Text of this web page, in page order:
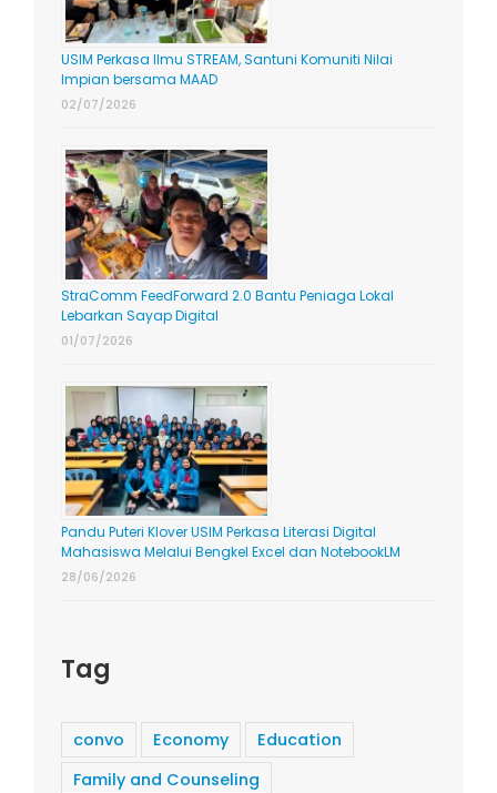
USIM Perkasa Ilmu STREAM, Santuni Komuniti Nilai
Impian bersama MAAD
02/07/2026
StraComm FeedForward 2.0 Bantu Peniaga Lokal
Lebarkan Sayap Digital
01/07/2026
Pandu Puteri Klover USIM Perkasa Literasi Digital
Mahasiswa Melalui Bengkel Excel dan NotebookLM
28/06/2026
Tag
convo Economy
Education
Family and Counseling